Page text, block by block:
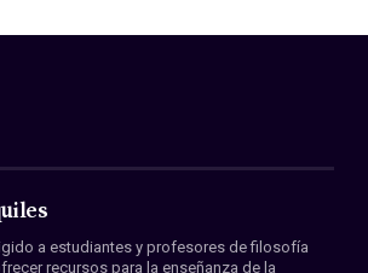
a estudiantes y profesores de filosofía
recursos para la enseñanza de la